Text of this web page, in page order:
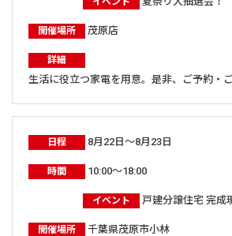
開催場所 茂原店
詳細
生活に役立つ家電を用意。是非、ご予約・
日程 8月22日～8月23日
時間 10:00～18:00
イベント 戸建分譲住宅 完成
開催場所 千葉県茂原市小林